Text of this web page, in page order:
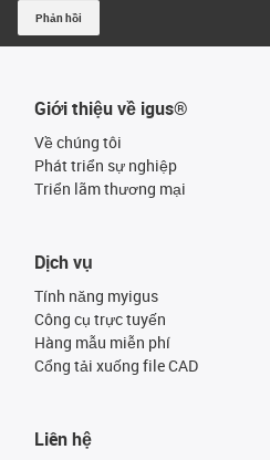
Phản hồi
Giới thiệu về igus®
Về chúng tôi
Phát triển sự nghiệp
Triển lãm thương mại
Dịch vụ
Tính năng myigus
Công cụ trực tuyến
Hàng mẫu miễn phí
Cổng tải xuống file CAD
Liên hệ